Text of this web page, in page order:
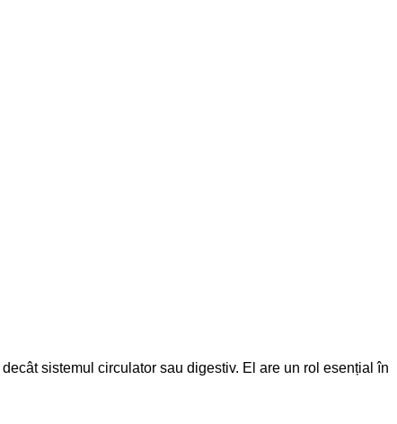
sistemul circulator sau digestiv. El are un rol esențial în